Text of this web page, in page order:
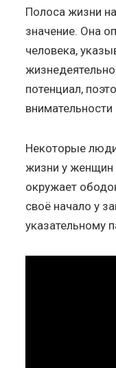
Полоса жизни
значение. Она
человека,
потенциал,
внимательности
Некоторые
жизни у женщин
окружает
своё начало у
указательному